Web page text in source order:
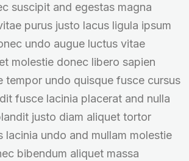
suscipit and egestas magna
purus justo lacus ligula ipsum
undo augue luctus vitae
molestie donec libero sapien
tempor undo quisque fusce cursus
fusce lacinia placerat and nulla
justo diam aliquet tortor
lacinia undo and mullam molestie
bibendum aliquet massa